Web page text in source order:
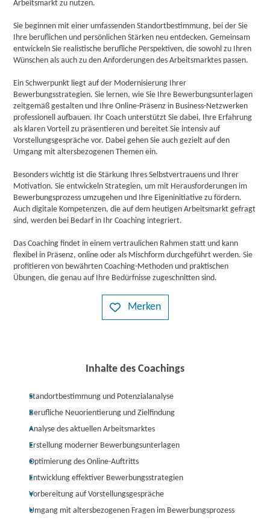
Arbeitsmarkt zu nutzen.
Sie beginnen mit einer umfassenden Standortbestimmung, bei der Sie
Ihre beruflichen und persönlichen Stärken neu entdecken. Gemeinsam
entwickeln Sie realistische berufliche Perspektiven, die sowohl zu Ihren
Wünschen als auch zu den Anforderungen des Arbeitsmarktes passen.
Ein Schwerpunkt liegt auf der Modernisierung Ihrer
Bewerbungsstrategien. Sie lernen, wie Sie Ihre Bewerbungsunterlagen
zeitgemäß gestalten und Ihre Online-Präsenz in Business-Netzwerken
professionell aufbauen. Ihr Coach unterstützt Sie dabei, Ihre Erfahrung
als klaren Vorteil zu präsentieren und bereitet Sie intensiv auf
Vorstellungsgespräche vor. Dabei gehen Sie auch gezielt auf den
Umgang mit altersbezogenen Themen ein.
Besonders wichtig ist die Stärkung Ihres Selbstvertrauens und Ihrer
Motivation. Sie entwickeln Strategien, um mit Herausforderungen im
Bewerbungsprozess umzugehen und Ihre Eigeninitiative zu fördern.
Auch digitale Kompetenzen, die auf dem heutigen Arbeitsmarkt gefragt
sind, werden bei Bedarf in Ihr Coaching integriert.
Das Coaching findet in einem vertraulichen Rahmen statt und kann
flexibel in Präsenz, online oder als Mischform durchgeführt werden. Sie
profitieren von bewährten Coaching-Methoden und praktischen
Übungen, die genau auf Ihre Bedürfnisse zugeschnitten sind.
Merken
Inhalte des Coachings
Standortbestimmung und Potenzialanalyse
Berufliche Neuorientierung und Zielfindung
Analyse des aktuellen Arbeitsmarktes
Erstellung moderner Bewerbungsunterlagen
Optimierung des Online-Auftritts
Entwicklung effektiver Bewerbungsstrategien
Vorbereitung auf Vorstellungsgespräche
Umgang mit altersbezogenen Fragen im Bewerbungsprozess